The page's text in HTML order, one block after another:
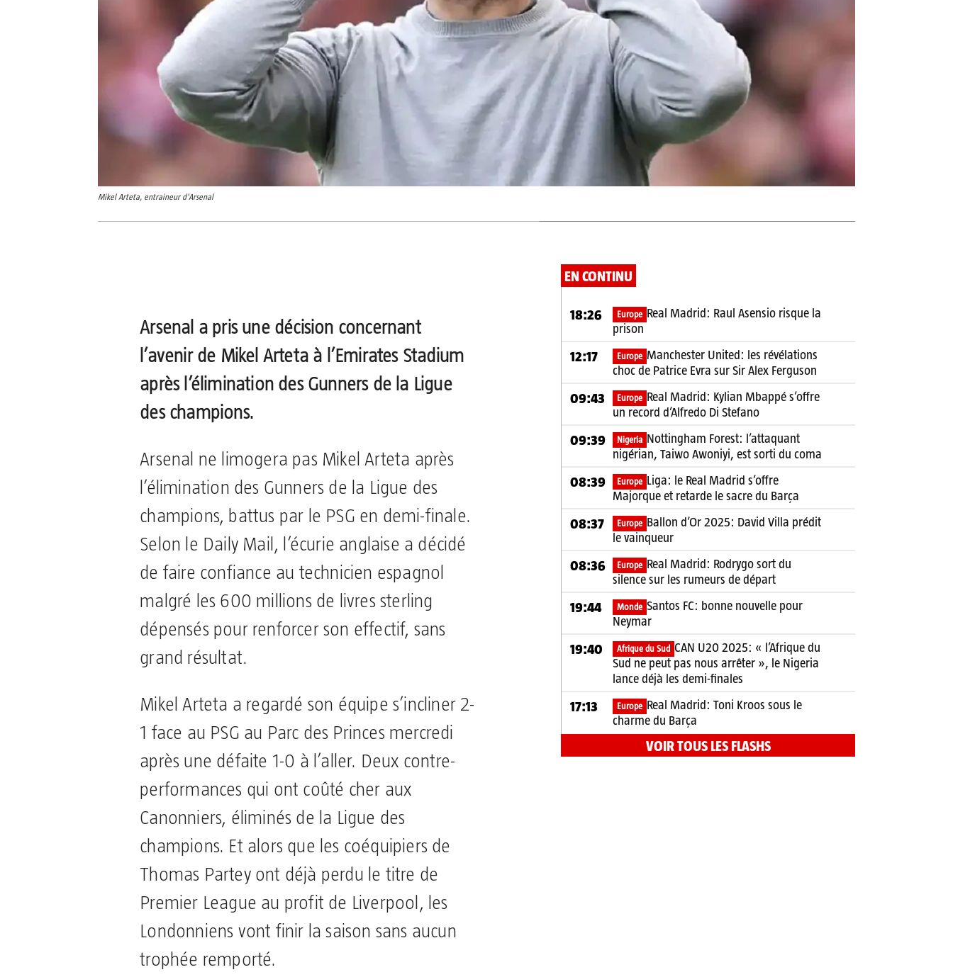
Mikel Arteta, entraineur d'Arsenal
Arsenal a pris une décision concernant
l’avenir de Mikel Arteta à l’Emirates Stadium
après l’élimination des Gunners de la Ligue
des champions.
Arsenal ne limogera pas Mikel Arteta après
l’élimination des Gunners de la Ligue des
champions, battus par le PSG en demi-finale.
Selon le Daily Mail, l’écurie anglaise a décidé
de faire confiance au technicien espagnol
malgré les 600 millions de livres sterling
dépensés pour renforcer son effectif, sans
grand résultat.
Mikel Arteta a regardé son équipe s’incliner 2-
1 face au PSG au Parc des Princes mercredi
après une défaite 1-0 à l’aller. Deux contre-
performances qui ont coûté cher aux
Canonniers, éliminés de la Ligue des
champions. Et alors que les coéquipiers de
Thomas Partey ont déjà perdu le titre de
Premier League au profit de Liverpool, les
Londonniens vont finir la saison sans aucun
trophée remporté.
EN CONTINU
18:26 Europe Real Madrid: Raul Asensio risque la
prison
12:17 Europe Manchester United: les révélations
choc de Patrice Evra sur Sir Alex Ferguson
09:43 Europe Real Madrid: Kylian Mbappé s’offre
un record d’Alfredo Di Stefano
09:39 Nigeria Nottingham Forest: l’attaquant
nigérian, Taiwo Awoniyi, est sorti du coma
08:39 Europe Liga: le Real Madrid s’offre
Majorque et retarde le sacre du Barça
08:37 Europe Ballon d’Or 2025: David Villa prédit
le vainqueur
08:36 Europe Real Madrid: Rodrygo sort du
silence sur les rumeurs de départ
19:44 Monde Santos FC: bonne nouvelle pour
Neymar
19:40 Afrique du Sud CAN U20 2025: « l’Afrique du
Sud ne peut pas nous arrêter », le Nigeria
lance déjà les demi-finales
17:13 Europe Real Madrid: Toni Kroos sous le
charme du Barça
VOIR TOUS LES FLASHS